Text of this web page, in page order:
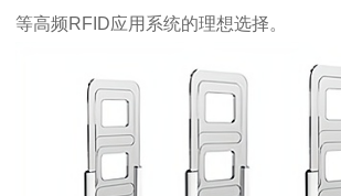
等高频RFID应用系统的理想选择。